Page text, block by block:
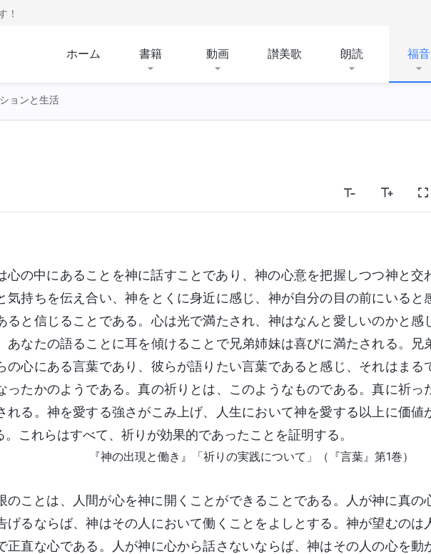
！
ホーム 書籍 動画 讃美歌 朗読 福音
ョンと生活
心の中にあることを神に話すことであり、神の心意を把握しつつ神と交
気持ちを伝え合い、神をとくに身近に感じ、神が自分の目の前にいると
ると信じることである。心は光で満たされ、神はなんと愛しいのかと感
あなたの語ることに耳を傾けることで兄弟姉妹は喜びに満たされる。兄
の心にある言葉であり、彼らが語りたい言葉であると感じ、それはまる
ったかのようである。真の祈りとは、このようなものである。真に祈っ
れる。神を愛する強さがこみ上げ、人生において神を愛する以上に価値
これらはすべて、祈りが効果的であったことを証明する。
『神の出現と働き』「祈りの実践について」（『言葉』第1巻）
のことは、人間が心を神に開くことができることである。人が神に真の
げるならば、神はその人において働くことをよしとする。神が望むのは
正直な心である。人が神に心から話さないならば、神はその人の心を動